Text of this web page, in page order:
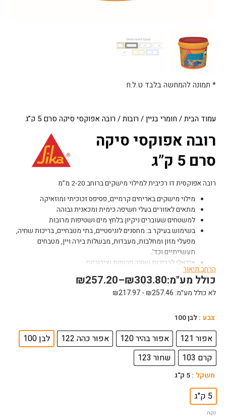
עמוד הבית/ חומרי בניין/רובות/ רובה אפוקסי סיקה סרם 5 ק”ג
רובה אפוקסי סיקה
סרם 5 ק”ג
רובה אפוקסית דו רכיבית למילוי מישקים ברוחב 2-20 מ”מ
מילוי מישקים באריחים קרמיים, פסיפס זכוכיתי ומוזאיקה
מתאים לאזורים בעלי חשיפה כימית ומכאנית גבוהה
למשטחים שעוברים ניקיון בלחץ מים ושטיפות מרובות
בשימוש בעיקר ב: מחסנים לוגיסטיים, בתי מטבחיים, בריכות שחיה,
מפעלי מזון ומחלבות, מעבדות, מבשלות בירה ויין, מטבחים
תעשייתיים וכד’.
אידאלי לבריכות שחיה פרטיות וציבוריות
סאונות, חממים, אזורים טבולים תמידית, מי ים, מקלחות ציבוריות
ועוד
הרחב תיאור
₪257.20–₪303.80כולל מע"מ:
לא כולל מע״מ: ₪257.46
-
₪217.97
צבע : לבן 100
אפור 121 אפור בהיר 120 אפור כהה 122
לבן 100
קרם 103
שחור 123
משקל : 5 ק"ג
5 ק"ג
נקה
כמות
רובה
אפוקסי
סיקה
סרם
5
ק"ג
* תמונה להמחשה בלבד ט.ל.ח